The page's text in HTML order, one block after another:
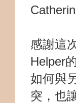
感謝這
Helper
如何與
突，也